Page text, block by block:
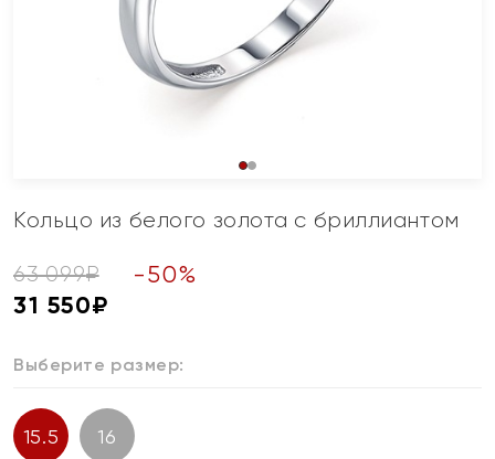
Кольцо из белого золота с бриллиантом
63 099₽ -50%
31 550₽
Выберите размер:
15.5 16